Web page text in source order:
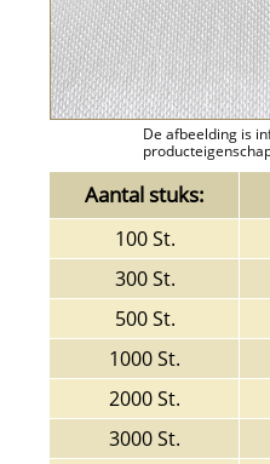
De afbeelding is
Aantal stuks:
100 St.
300 St.
500 St.
1000 St.
2000 St.
3000 St.